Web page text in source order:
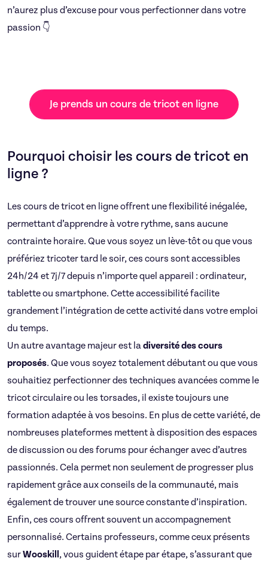
n’aurez plus d’excuse pour vous perfectionner dans votre
passion 👇
Je prends un cours de tricot en ligne
Pourquoi choisir les cours de tricot en
ligne ?
Les cours de tricot en ligne offrent une flexibilité inégalée,
permettant d’apprendre à votre rythme, sans aucune
contrainte horaire. Que vous soyez un lève-tôt ou que vous
préfériez tricoter tard le soir, ces cours sont accessibles
24h/24 et 7j/7 depuis n’importe quel appareil : ordinateur,
tablette ou smartphone. Cette accessibilité facilite
grandement l’intégration de cette activité dans votre emploi
du temps.
Un autre avantage majeur est ladiversité des cours
proposés. Que vous soyez totalement débutant ou que vous
souhaitiez perfectionner des techniques avancées comme le
tricot circulaire ou les torsades, il existe toujours une
formation adaptée à vos besoins. En plus de cette variété, de
nombreuses plateformes mettent à disposition des espaces
de discussion ou des forums pour échanger avec d’autres
passionnés. Cela permet non seulement de progresser plus
rapidement grâce aux conseils de la communauté, mais
également de trouver une source constante d’inspiration.
Enfin, ces cours offrent souvent un accompagnement
personnalisé. Certains professeurs, comme ceux présents
surWooskill, vous guident étape par étape, s’assurant que